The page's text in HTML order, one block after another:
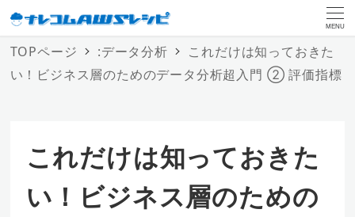
MENU
TOPページ :データ分析
これだけは知っておきた
い！ビジネス層のためのデータ分析超入門 ② 評価指標
これだけは知っておきた
い！ビジネス層のための